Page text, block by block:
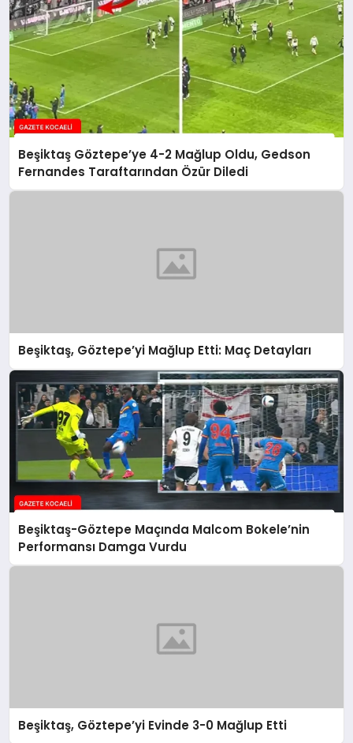
Beşiktaş Göztepe’ye 4-2 Mağlup Oldu, Gedson
Fernandes Taraftarından Özür Diledi
Beşiktaş, Göztepe’yi Mağlup Etti: Maç Detayları
Beşiktaş-Göztepe Maçında Malcom Bokele’nin
Performansı Damga Vurdu
Beşiktaş, Göztepe’yi Evinde 3-0 Mağlup Etti